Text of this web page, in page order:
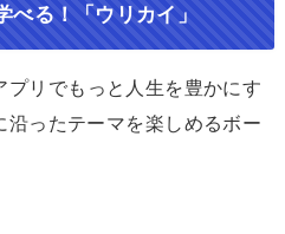
べる！「ウリカイ」
プリでもっと人生を豊かにす
沿ったテーマを楽しめるボー